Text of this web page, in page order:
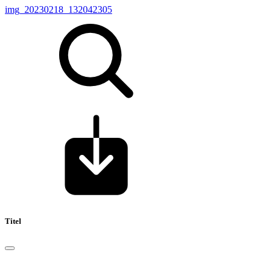
img_20230218_132042305
Titel